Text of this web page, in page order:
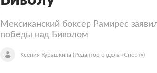
Мексиканский боксер Рамирес
победы над Биволом
Ксения Курашкина (Редактор отдела «Спорт»)